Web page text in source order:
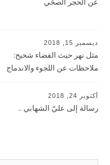
ديسمبر 15, 2018
مثل نهر حيث الفضاء شحيح:
ملاحظات عن اللجوء والاندماج
أكتوبر 24, 2018
رسالة إلى عليّ الشهابي ..